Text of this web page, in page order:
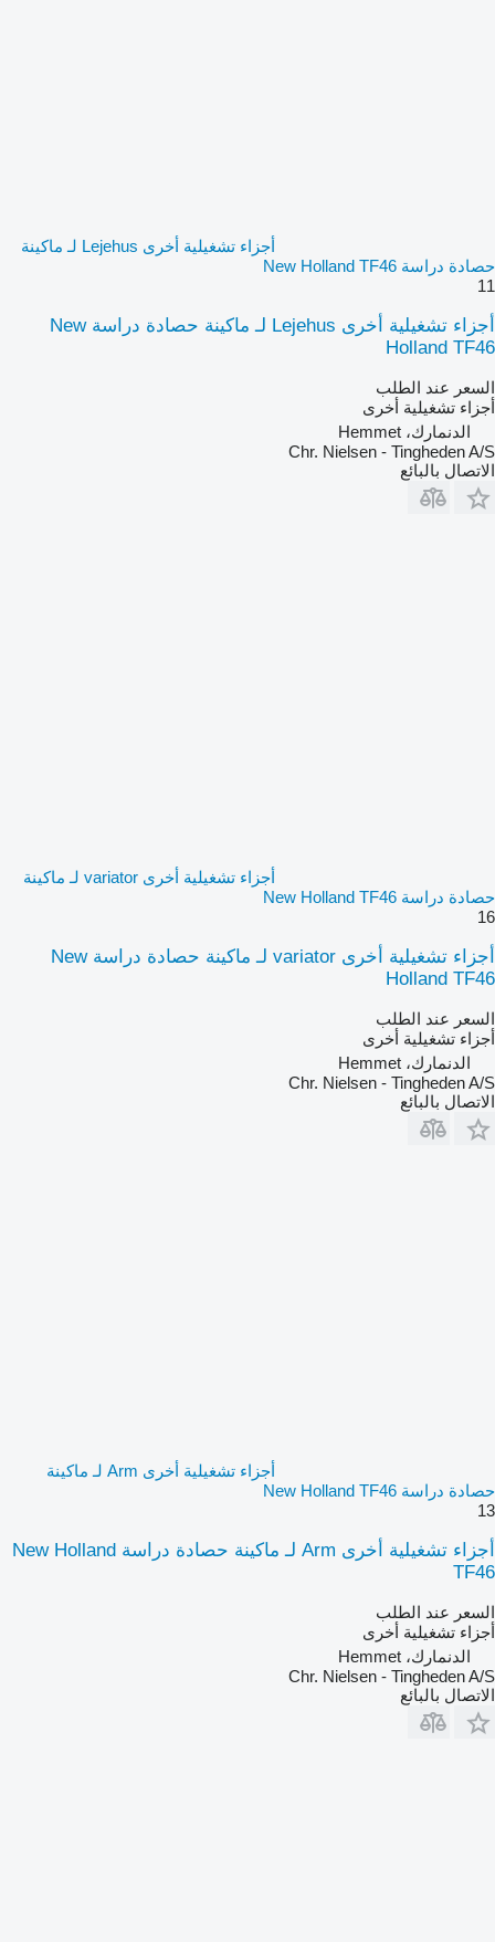
أجزاء تشغيلية أخرى Lejehus لـ ماكينة
حصادة دراسة New Holland TF46
11
أجزاء تشغيلية أخرى Lejehus لـ ماكينة حصادة دراسة New
Holland TF46
السعر عند الطلب
أجزاء تشغيلية أخرى
الدنمارك، Hemmet
Chr. Nielsen - Tingheden A/S
الاتصال بالبائع
أجزاء تشغيلية أخرى variator لـ ماكينة
حصادة دراسة New Holland TF46
16
أجزاء تشغيلية أخرى variator لـ ماكينة حصادة دراسة New
Holland TF46
السعر عند الطلب
أجزاء تشغيلية أخرى
الدنمارك، Hemmet
Chr. Nielsen - Tingheden A/S
الاتصال بالبائع
أجزاء تشغيلية أخرى Arm لـ ماكينة
حصادة دراسة New Holland TF46
13
أجزاء تشغيلية أخرى Arm لـ ماكينة حصادة دراسة New Holland
TF46
السعر عند الطلب
أجزاء تشغيلية أخرى
الدنمارك، Hemmet
Chr. Nielsen - Tingheden A/S
الاتصال بالبائع